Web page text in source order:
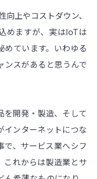
上やコストダウン、
めますが、実はIoTは
ています。いわゆる
ンスがあると思うんで
を開発・製造、そして
インターネットにつな
、サービス業へシフ
これからは製造業とサ